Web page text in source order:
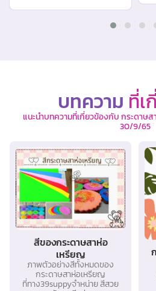
บทความ ที่เ
แนะนำบทความที่เกี่ยวข้องกับ กระดาษ
30/9/65
สีของกระดาษสาห่อ
เหรียญ
ภาพตัวอย่างสีทั้งหมดของ
กระดาษสาห่อเหรียญ
ที่ทาง39suppyจำหน่าย สีสวย